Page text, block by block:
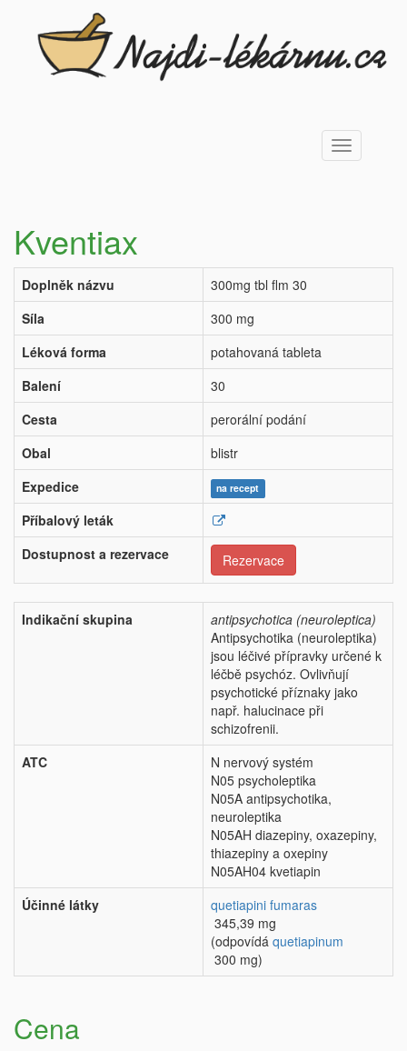
Toggle
navigation
Kventiax
Doplněk názvu
300mg tbl flm 30
Síla
300 mg
Léková forma
potahovaná tableta
Balení
30
Cesta
perorální podání
Obal
blistr
Expedice
na recept
Příbalový leták
Dostupnost a rezervace
Rezervace
Indikační skupina
antipsychotica (neuroleptica)
Antipsychotika (neuroleptika)
jsou léčivé přípravky určené k
léčbě psychóz. Ovlivňují
psychotické příznaky jako
např. halucinace při
schizofrenii.
ATC
N nervový systém
N05 psycholeptika
N05A antipsychotika,
neuroleptika
N05AH diazepiny, oxazepiny,
thiazepiny a oxepiny
N05AH04 kvetiapin
Účinné látky
quetiapini fumaras
345,39 mg
(odpovídá quetiapinum
300 mg)
Cena